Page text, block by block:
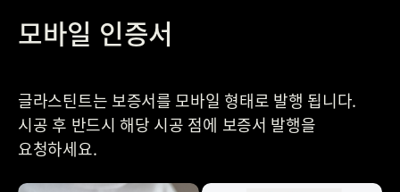
모바일 인증서
글라스틴트는 보증서를 모바일 형태로 발행 됩니다.
시공 후 반드시 해당 시공 점에 보증서 발행을
요청하세요.